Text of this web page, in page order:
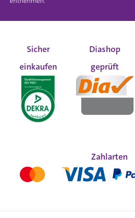
Sicher
einkaufen
Diashop
geprüft
Zahlarten